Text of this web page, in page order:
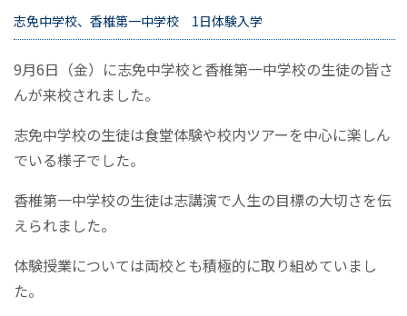
志免中学校、香椎第一中学校 1日体験入学
9月6日（金）に志免中学校と香椎第一中学校の生徒の皆さ
んが来校されました。
志免中学校の生徒は食堂体験や校内ツアーを中心に楽しん
でいる様子でした。
香椎第一中学校の生徒は志講演で人生の目標の大切さを伝
えられました。
体験授業については両校とも積極的に取り組めていまし
た。